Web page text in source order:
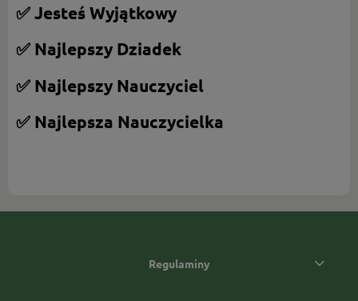
✅ Jesteś Wyjątkowy
✅ Najlepszy Dziadek
✅ Najlepszy Nauczyciel
✅ Najlepsza Nauczycielka
Regulaminy